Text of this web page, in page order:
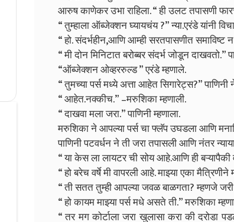
आरुष काणेकर उभा राहिला. “ ही उलट तपासणी
“ तुम्हाला ऑब्जेक्शन घ्यायचंय ?” न्या.एरंडे यांनी
“ हो. संदर्भहीन,आणि आम्ही सरतपासणीत
“ मी दोन मिनिटात बरोब्बर संदर्भ जोडून दाखवतो.”
“ऑब्जेक्शन ओव्हररुल्ड ” एरंडे म्हणाले.
“ तुमच्या पर्स मध्ये अत्ता आहेत सिगारेट्स?” पाणिनी
“ आहेत.नक्कीच.” –मरुशिका म्हणाली.
“ दाखवा मला जरा.” पाणिनी म्हणाला.
मरुशिका ने आपल्या पर्स चा फ्लॅप उघडला आणि
पाणिनी पटवर्धन ने ती जरा तपासली आणि नंतर
“ या केस ला लायटर ची सोय आहे.आणि ही
“ हो बरेच वर्षे मी वापरली आहे. माझ्या एका
“ ती सतत तुम्ही आपल्या जवळ बाळगता? म्हणजे
“ हो कायम माझ्या पर्स मधे असते ती.” मरुशिका
“ तर मग कोर्टाला जरा खुलासा करा की दरोडा